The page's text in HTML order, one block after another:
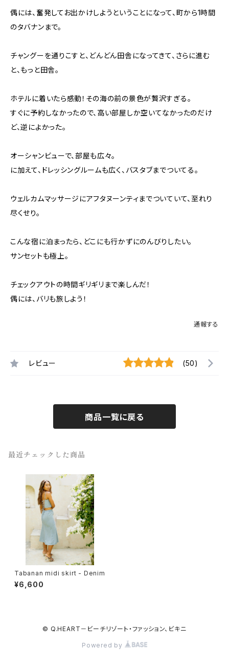
偶には、奮発してお出かけしようということになって、町から1時間
のタバナンまで。
チャングーを通りこすと、どんどん田舎になってきて、さらに進む
と、もっと田舎。
ホテルに着いたら感動！その海の前の景色が贅沢すぎる。
すぐに予約しなかったので、高い部屋しか空いてなかったのだけ
ど、逆によかった。
オーシャンビューで、部屋も広々。
に加えて、ドレッシングルームも広く、バスタブまでついてる。
ウェルカムマッサージにアフタヌーンティまでついていて、至れり
尽くせり。
こんな宿に泊まったら、どこにも行かずにのんびりしたい。
サンセットも極上。
チェックアウトの時間ギリギリまで楽しんだ！
偶には、バリも旅しよう！
通報する
レビュー (50)
商品一覧に戻る
最近チェックした商品
Tabanan midi skirt - Denim
¥6,600
© Q.HEART－ビーチリゾート・ファッション、ビキニ
Powered by